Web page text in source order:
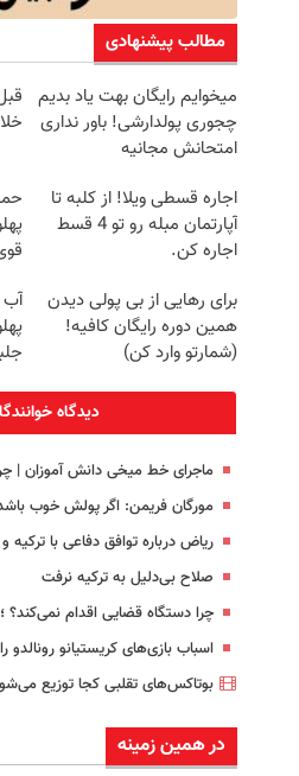
مطالب پیشنهادی
میخوایم رایگان بهت یاد بدیم
چجوری پولدارشی! باور نداری
امتحانش مجانیه
اجاره‌ قسطی ویلا! از کلبه تا
آپارتمان مبله رو تو 4 قسط
اجاره کن.
برای رهایی از بی پولی دیدن
همین دوره رایگان کافیه!
(شمارتو وارد کن)
دیدگاه
ماجرای خط میخی دانش آموزان |
مورگان فریمن: اگر پولش خوب
ریاض درباره توافق دفاعی با
صلاح بی‌دلیل به ترکیه نرفت
چرا دستگاه قضایی اقدام
اسباب‌ بازی‌های کریستیانو رونالدو
بوتاکس‌های تقلبی کجا توزیع
در همین زمینه